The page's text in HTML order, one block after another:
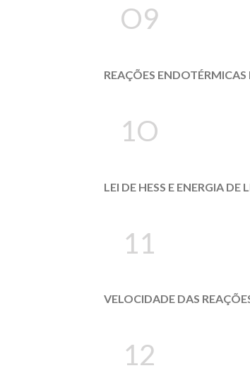
O9
REAÇÕES
1O
LEI DE HESS E ENERGIA DE
11
VELOCIDADE DAS
12